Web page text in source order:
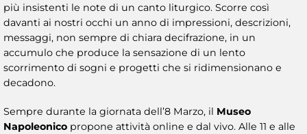
più insistenti le note di un canto liturgico. Scorre così
davanti ai nostri occhi un anno di impressioni, descrizioni,
messaggi, non sempre di chiara decifrazione, in un
accumulo che produce la sensazione di un lento
scorrimento di sogni e progetti che si ridimensionano e
decadono.
Sempre durante la giornata dell’8 Marzo, il Museo
Napoleonico propone attività online e dal vivo. Alle 11 e alle